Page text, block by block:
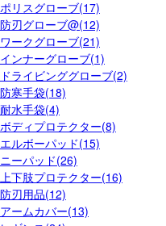
ポリスグローブ(17)
防刃グローブ@(12)
ワークグローブ(21)
インナーグローブ(1)
ドライビンググローブ(2)
防寒手袋(18)
耐水手袋(4)
ボディプロテクター(8)
エルボーパッド(15)
ニーパッド(26)
上下肢プロテクター(16)
防刃用品(12)
アームカバー(13)